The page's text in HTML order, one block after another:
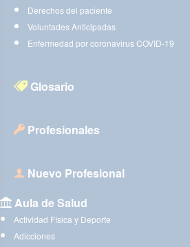
Derechos del paciente
Voluntades Anticipadas
Enfermedad por coronavirus COVID-19
Glosario
Profesionales
Nuevo Profesional
Aula de Salud
Actividad Física y Deporte
Adicciones